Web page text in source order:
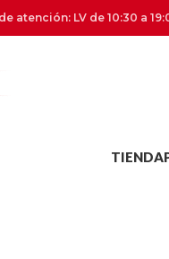
atención: LV de 10:30 a
TIENDA